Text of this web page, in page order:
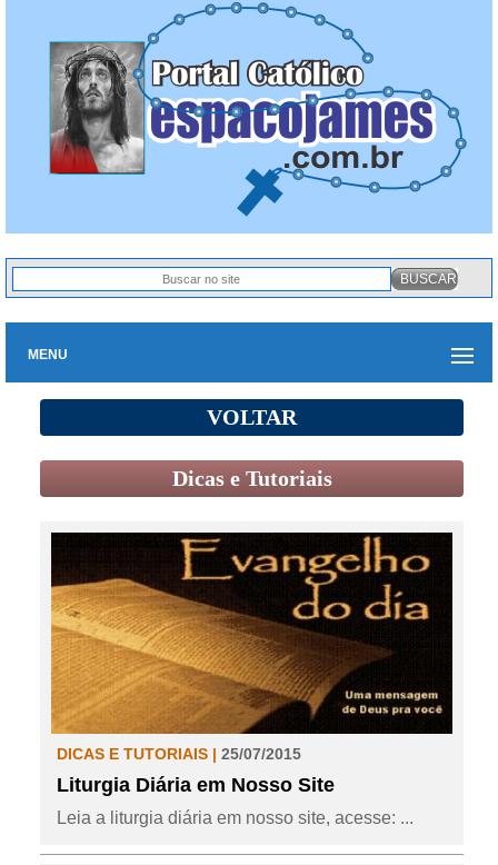
MENU
VOLTAR
Dicas e Tutoriais
DICAS E TUTORIAIS | 25/07/2015
Liturgia Diária em Nosso Site
Leia a liturgia diária em nosso site, acesse: ...